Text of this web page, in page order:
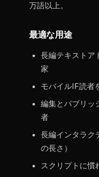
万語以上。
最適な用途
長編テキストア
家
モバイルIF読者
編集とパブリッ
者
長編インタラク
の長さ）
スクリプトに慣